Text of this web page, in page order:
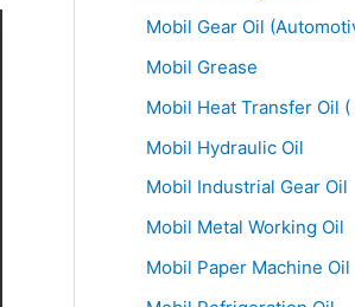
Mobil Gear Oil
Mobil Grease
Mobil Heat Transfer Oil (
Mobil Hydraulic Oil
Mobil Industrial Gear Oil
Mobil Metal Working Oil
Mobil Paper Machine Oil